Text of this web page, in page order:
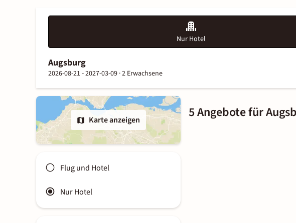
Nur Hotel
Augsburg
2026-08-21 - 2027-03-09 ·2 Erwachsene
Karte anzeigen
Flug und Hotel
Nur Hotel
5 Angebote für